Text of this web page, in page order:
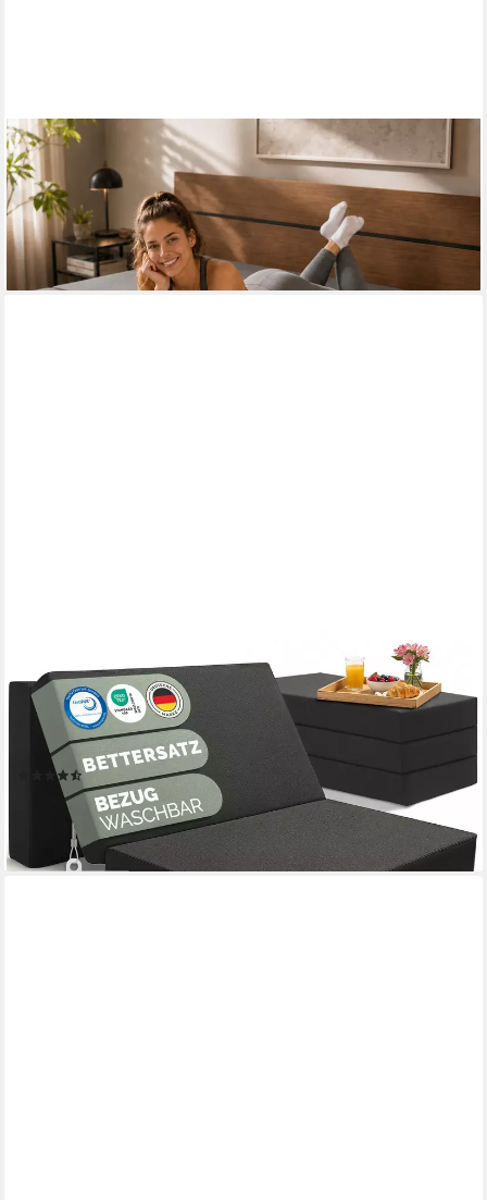
ARENSBERGER
Klappmatratze LUISA Gästematratze, 3-fach faltbar, Gel Memory
Foam, 15 cm hoch, 15 cm hoch, (120 x 200 cm, 120x200cm), 4
Schichten, Tragetasche, platzsparend, 90x200 140x200 & mehr
ab 119,90 €
lieferbar - in 2-3 Werktagen bei dir
Klappmatratze Klappmatratze- 3teilige Gästematratze klappbar
extra dick (14 cm), 14 cm hoch, (hautfreundlich & waschbar),
rückenfreundliche Faltmatratze Schaumstoff- Schlafmatratze +
Bezug
(8)
99,99 € UVP124,99 €
lieferbar - in 2-3 Werktagen bei dir